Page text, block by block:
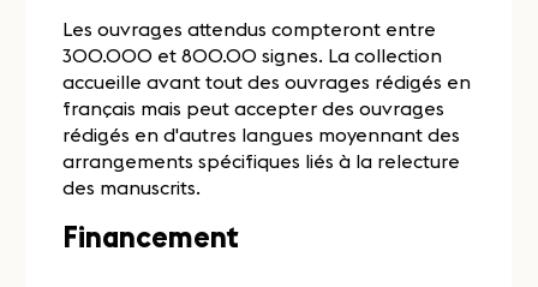
Les ouvrages attendus compteront entre
300.000 et 800.00 signes. La collection
accueille avant tout des ouvrages rédigés en
français mais peut accepter des ouvrages
rédigés en d'autres langues moyennant des
arrangements spécifiques liés à la relecture
des manuscrits.
Financement